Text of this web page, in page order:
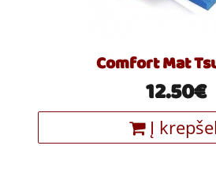
Comfort Mat
12.50€
Į